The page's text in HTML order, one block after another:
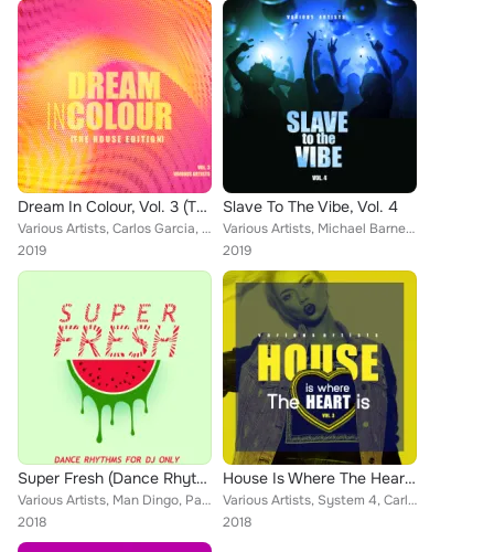
Dream In Colour, Vol. 3 (The House Edition)
Various Artists, Carlos Garcia, Ibeeza Grooves, House Lovers, Steve Waxmann, Basement Guys, Guar Ja, Patrick Doone, Tony Stone, ...
2019
Slave To The Vibe, Vol. 4
Various Artists, Michael Barnes, Dubb, Sander Armando, Carlos Penedes, Sonny Fasser, Raul Perez, Andre Nunez, Guar Ja, Paul Gall...
2019
Super Fresh (Dance Rhythms for DJ's Only)
Various Artists, Man Dingo, Patrik Ncino, Zachary Hills, Guar Ja, Victor Arman, Real Syth, Dyba, Makako, Ceri Parry, Vitamin Alp...
2018
House Is Where The Heart Is, Vol. 3
Various Artists, System 4, Carlos Garcia, House Lovers, Rich One, Steve Waxmann, Guar Ja, Bryan Goldberg, Frankye Florence, Silv...
2018